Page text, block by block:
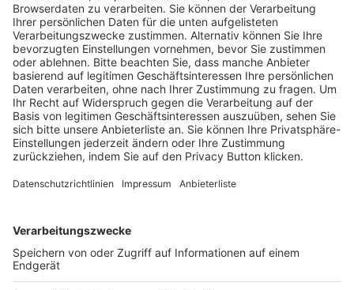
Trainerausbildung
Schulungsangebot Vereinsmitarbeiter
BFV-Geschäftsstellen
Trainerbörse
Login SpielPlus
FOLGE DEM BFV
TOP-VEREINE